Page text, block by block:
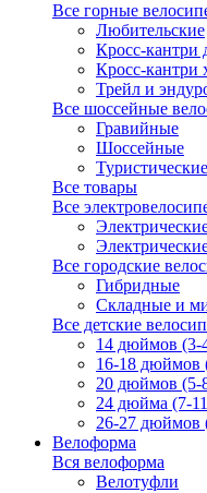
Все горные
Любительские
Кросс-кантри
Кросс-кантри
Трейл и
Все шоссейные
Гравийные
Шоссейные
Туристические
Все товары
Все
Все городские
Гибридные
Складные и
Все детские
14 дюймов (3-
16-18 дюймов
20 дюймов (5-
24 дюйма (7-
26-27 дюймов
Велоформа
Вся велоформа
Велотуфли